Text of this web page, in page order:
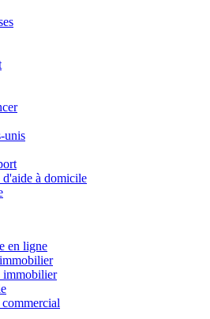
unis
à domicile
en ligne
immobilier